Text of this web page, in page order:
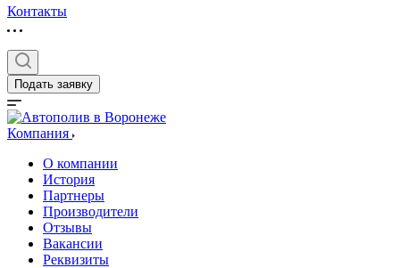
Контакты
Подать заявку
Компания
О компании
История
Партнеры
Производители
Отзывы
Вакансии
Реквизиты